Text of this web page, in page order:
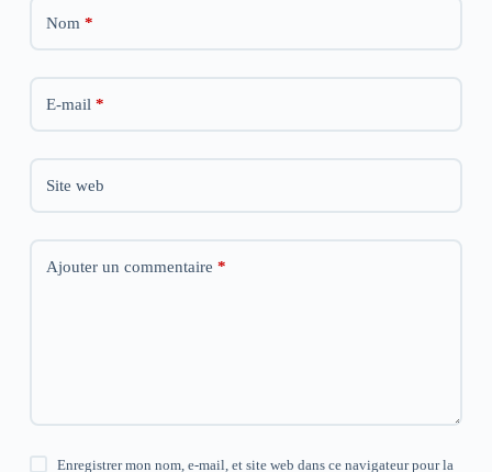
Nom *
E-mail *
Site web
Ajouter un commentaire *
Enregistrer mon nom, e-mail, et site web dans ce navigateur pour la